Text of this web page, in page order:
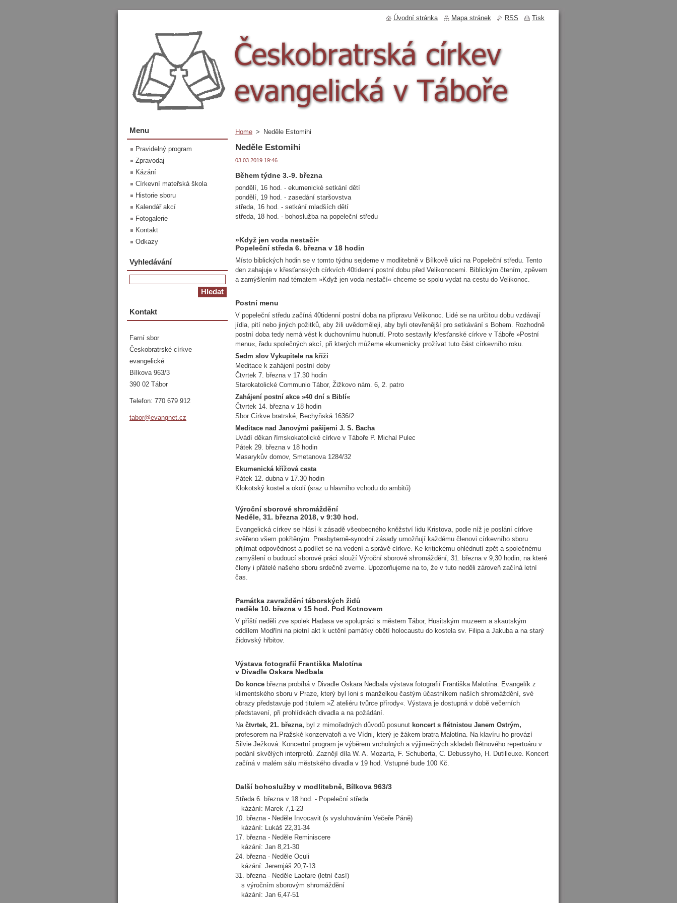
Home > Neděle Estomihi
Neděle Estomihi
03.03.2019 19:46
Během týdne 3.-9. března
pondělí, 16 hod. - ekumenické setkání dětí
pondělí, 19 hod. - zasedání staršovstva
středa, 16 hod. - setkání mladších dětí
středa, 18 hod. - bohoslužba na popeleční středu
»Když jen voda nestačí«
Popeleční středa 6. března v 18 hodin
Místo biblických hodin se v tomto týdnu sejdeme v modlitebně v Bílkově ulici na Popeleční středu. Tento
den zahajuje v křesťanských církvích 40tidenní postní dobu před Velikonocemi. Biblickým čtením, zpěvem
a zamýšlením nad tématem »Když jen voda nestačí« chceme se spolu vydat na cestu do Velikonoc.
Postní menu
V popeleční středu začíná 40tidenní postní doba na přípravu Velikonoc. Lidé se na určitou dobu vzdávají
jídla, pití nebo jiných požitků, aby žili uvědoměleji, aby byli otevřenější pro setkávání s Bohem. Rozhodně
postní doba tedy nemá vést k duchovnímu hubnutí. Proto sestavily křesťanské církve v Táboře »Postní
menu«, řadu společných akcí, při kterých můžeme ekumenicky prožívat tuto část církevního roku.
Sedm slov Vykupitele na kříži
Meditace k zahájení postní doby
Čtvrtek 7. března v 17.30 hodin
Starokatolické Communio Tábor, Žižkovo nám. 6, 2. patro
Zahájení postní akce »40 dní s Biblí«
Čtvrtek 14. března v 18 hodin
Sbor Církve bratrské, Bechyňská 1636/2
Meditace nad Janovými pašijemi J. S. Bacha
Uvádí děkan římskokatolické církve v Táboře P. Michal Pulec
Pátek 29. března v 18 hodin
Masarykův domov, Smetanova 1284/32
Ekumenická křížová cesta
Pátek 12. dubna v 17.30 hodin
Klokotský kostel a okolí (sraz u hlavního vchodu do ambitů)
Výroční sborové shromáždění
Neděle, 31. března 2018, v 9:30 hod.
Evangelická církev se hlásí k zásadě všeobecného kněžství lidu Kristova, podle níž je poslání církve
svěřeno všem pokřtěným. Presbyterně-synodní zásady umožňují každému členovi církevního sboru
přijímat odpovědnost a podílet se na vedení a správě církve. Ke kritickému ohlédnutí zpět a společnému
zamyšlení o budoucí sborové práci slouží Výroční sborové shromáždění, 31. března v 9,30 hodin, na které
členy i přátelé našeho sboru srdečně zveme. Upozorňujeme na to, že v tuto neděli zároveň začíná letní
čas.
Památka zavraždění táborských židů
neděle 10. března v 15 hod. Pod Kotnovem
V příští neděli zve spolek Hadasa ve spolupráci s městem Tábor, Husitským muzeem a skautským
oddílem Modříni na pietní akt k uctění památky obětí holocaustu do kostela sv. Filipa a Jakuba a na starý
židovský hřbitov.
Výstava fotografií Františka Malotína
v Divadle Oskara Nedbala
Do konce března probíhá v Divadle Oskara Nedbala výstava fotografií Františka Malotína. Evangelík z
klimentského sboru v Praze, který byl loni s manželkou častým účastníkem naších shromáždění, své
obrazy představuje pod titulem »Z ateliéru tvůrce přírody«. Výstava je dostupná v době večerních
představení, při prohlídkách divadla a na požádání.
Na čtvrtek, 21. března, byl z mimořadných důvodů posunut koncert s flétnistou Janem Ostrým,
profesorem na Pražské konzervatoři a ve Vídni, který je žákem bratra Malotína. Na klavíru ho provází
Silvie Ježková. Koncertní program je výběrem vrcholných a výjimečných skladeb flétnového repertoáru v
podání skvělých interpretů. Zaznějí díla W. A. Mozarta, F. Schuberta, C. Debussyho, H. Dutilleuxe. Koncert
začíná v malém sálu městského divadla v 19 hod. Vstupné bude 100 Kč.
Další bohoslužby v modlitebně, Bílkova 963/3
Středa 6. března v 18 hod. - Popeleční středa
kázání: Marek 7,1-23
10. března - Neděle Invocavit (s vysluhováním Večeře Páně)
kázání: Lukáš 22,31-34
17. března - Neděle Reminiscere
kázání: Jan 8,21-30
24. března - Neděle Oculi
kázání: Jeremjáš 20,7-13
31. března - Neděle Laetare (letní čas!)
s výročním sborovým shromáždění
kázání: Jan 6,47-51
Menu
Pravidelný program
Zpravodaj
Kázání
Církevní mateřská škola
Historie sboru
Kalendář akcí
Fotogalerie
Kontakt
Odkazy
Vyhledávání
Kontakt
Farní sbor
Českobratrské církve
evangelické
Bílkova 963/3
390 02 Tábor
Telefon: 770 679 912
tabor@evangnet.cz
Úvodní stránka Mapa stránek RSS Tisk